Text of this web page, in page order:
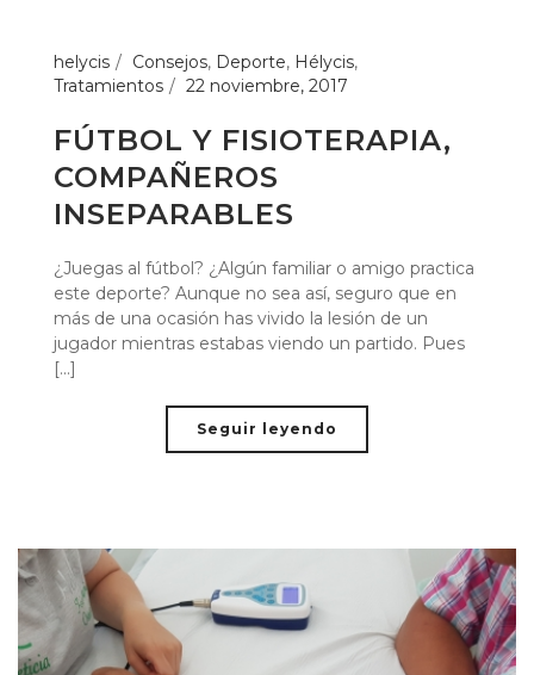
helycis Consejos, Deporte, Hélycis,
Tratamientos
22 noviembre, 2017
FÚTBOL Y FISIOTERAPIA,
COMPAÑEROS
INSEPARABLES
¿Juegas al fútbol? ¿Algún familiar o amigo practica
este deporte? Aunque no sea así, seguro que en
más de una ocasión has vivido la lesión de un
jugador mientras estabas viendo un partido. Pues
[...]
Seguir leyendo